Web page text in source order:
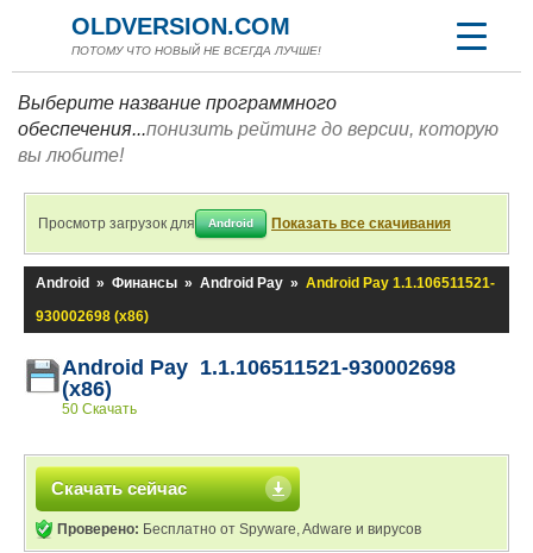
OLDVERSION.COM
ПОТОМУ ЧТО НОВЫЙ НЕ ВСЕГДА ЛУЧШЕ!
Выберите название программного
обеспечения...понизить рейтинг до версии, которую
вы любите!
Просмотр загрузок для Android Показать все скачивания
Android » Финансы » Android Pay » Android Pay 1.1.106511521-
930002698 (x86)
Android Pay 1.1.106511521-930002698
(x86)
50 Скачать
Скачать сейчас
Проверено: Бесплатно от Spyware, Adware и вирусов